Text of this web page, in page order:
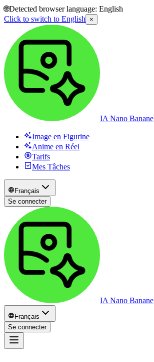
🌐Detected browser language: English
Click to switch to English ×
IA Nano Banane
Image en Figurine
Anime en Réel
Tarifs
Mes Tâches
Français
Se connecter
IA Nano Banane
Français
Se connecter